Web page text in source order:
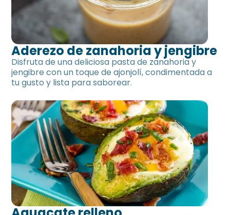
Aderezo de zanahoria y jengibre
Disfruta de una deliciosa pasta de zanahoria y
jengibre con un toque de ajonjolí, condimentada a
tu gusto y lista para saborear.